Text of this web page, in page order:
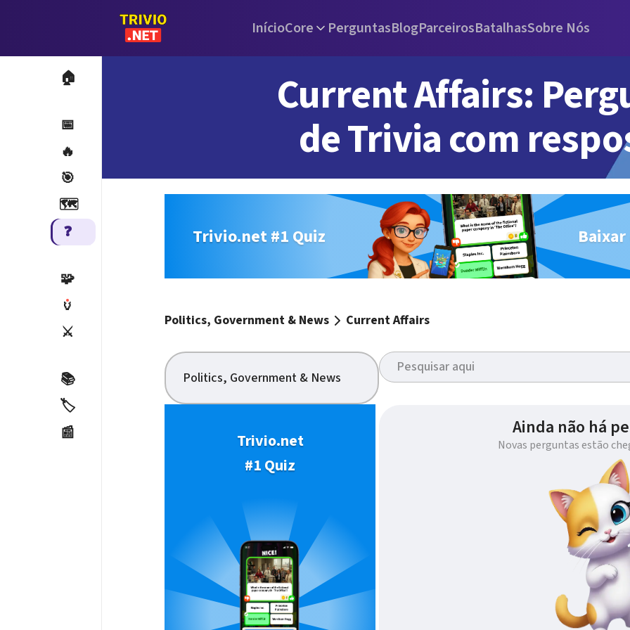
InícioCore PerguntasBlogParceirosBatalhasSobre Nós
🏠
📅
🔥
🎯
🗺️
❓
🧩
🏺
⚔️
📚
🏷️
📰
Current Affairs:
de Trivia com
Trivio.net #1 Quiz
Politics, Government & News Current Affairs
Politics, Government & News
Trivio.net
#1 Quiz
Ainda não há
Novas perguntas estão